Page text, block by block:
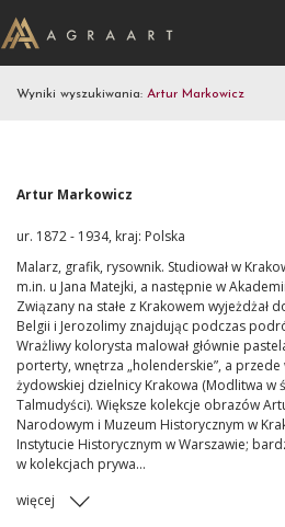
Wyniki wyszukiwania: Artur Markowicz
Artur Markowicz
ur. 1872 - 1934, kraj: Polska
Malarz, grafik, rysownik. Studiował w
m.in. u Jana Matejki, a następnie w
Związany na stałe z Krakowem wyjeżdżał
Belgii i Jerozolimy znajdując podczas
Wrażliwy kolorysta malował głównie
porterty, wnętrza „holenderskie”, a
żydowskiej dzielnicy Krakowa (Modlitwa w
Talmudyści). Większe kolekcje obrazów
Narodowym i Muzeum Historycznym w
Instytucie Historycznym w Warszawie;
w kolekcjach prywa...
więcej